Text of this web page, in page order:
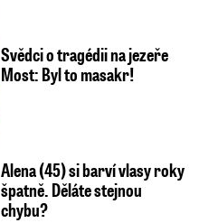
Svědci o tragédii na jezeře
Most: Byl to masakr!
Alena (45) si barví vlasy roky
špatně. Děláte stejnou
chybu?